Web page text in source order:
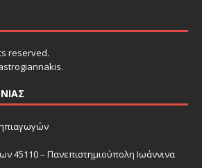
reserved.
45110 – Πανεπιστημιούπολη Ιωάννινα